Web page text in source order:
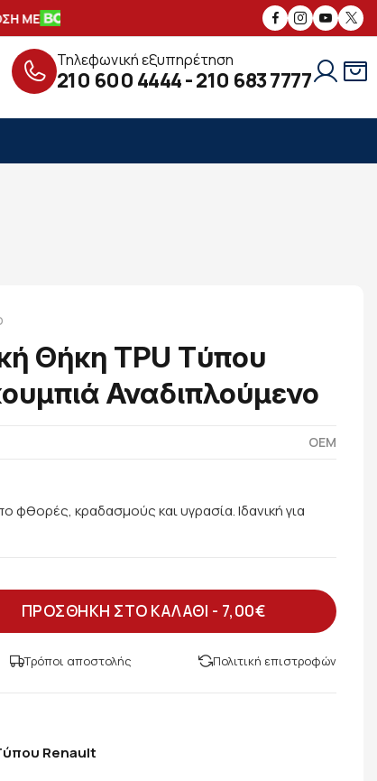
ΜΕ ΣΥΝΑΛΛΑΓΕΣ
Τηλεφωνική εξυπηρέτηση
210 600 4444-210 683 7777
Θήκη TPU Tύπου
Αναδιπλούμενο
OEM
φθορές, κραδασμούς και υγρασία. Ιδανική για
ΠΡΟΣΘΗΚΗ ΣΤΟ ΚΑΛΑΘΙ - 7,00€
Τρόποι αποστολής Πολιτική επιστροφών
Renault